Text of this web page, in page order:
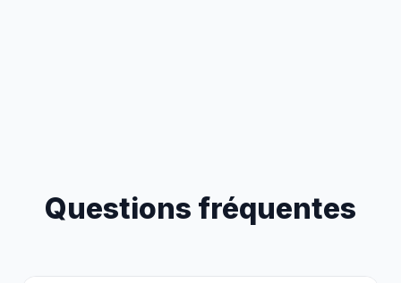
Questions fréquentes